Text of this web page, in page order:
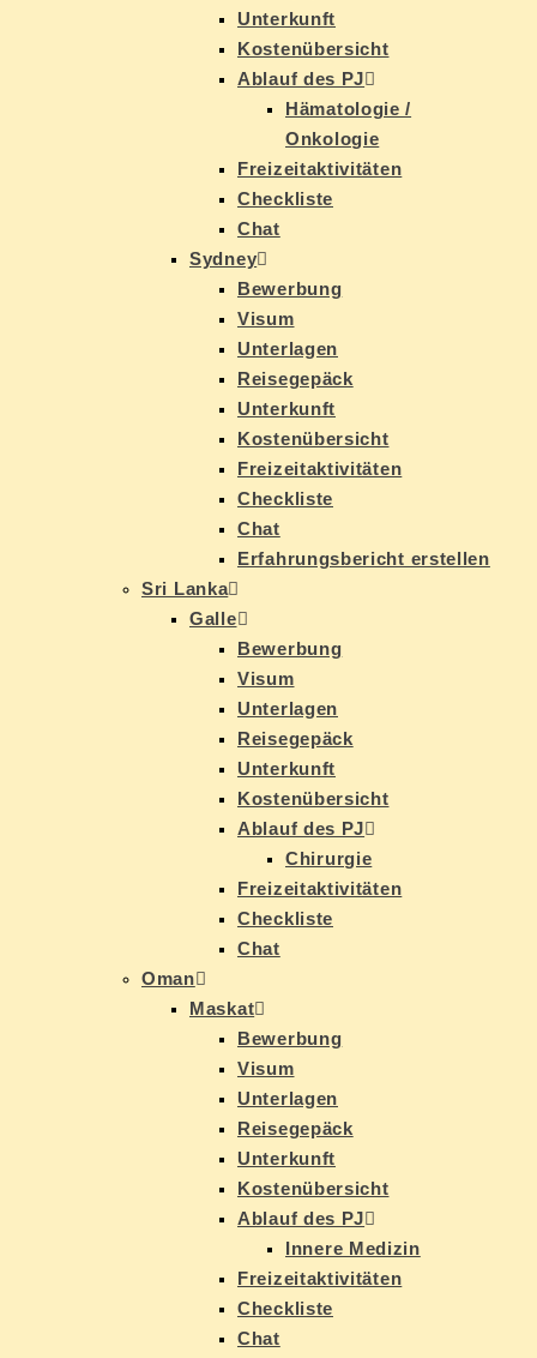
Un­ter­kunft
Kos­ten­über­sicht
Ab­lauf des PJ
Hä­ma­to­lo­gie /
Onkologie
Frei­zeit­ak­ti­vi­tä­ten
Check­lis­te
Chat
Syd­ney
Be­wer­bung
Vi­sum
Un­ter­la­gen
Rei­se­ge­päck
Un­ter­kunft
Kos­ten­über­sicht
Frei­zeit­ak­ti­vi­tä­ten
Check­lis­te
Chat
Er­fah­rungs­be­richt erstellen
Sri Lan­ka
Gal­le
Be­wer­bung
Vi­sum
Un­ter­la­gen
Rei­se­ge­päck
Un­ter­kunft
Kos­ten­über­sicht
Ab­lauf des PJ
Chir­ur­gie
Frei­zeit­ak­ti­vi­tä­ten
Check­lis­te
Chat
Oman
Mas­kat
Be­wer­bung
Vi­sum
Un­ter­la­gen
Rei­se­ge­päck
Un­ter­kunft
Kos­ten­über­sicht
Ab­lauf des PJ
In­ne­re Medizin
Frei­zeit­ak­ti­vi­tä­ten
Check­lis­te
Chat